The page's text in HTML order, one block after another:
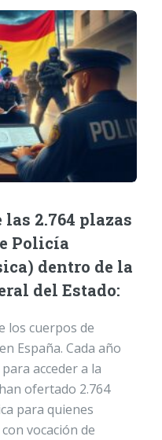
las 2.764 plazas
Policía
dentro de la
del Estado:
los cuerpos de
España. Cada año
acceder a la
ofertado 2.764
para quienes
vocación de